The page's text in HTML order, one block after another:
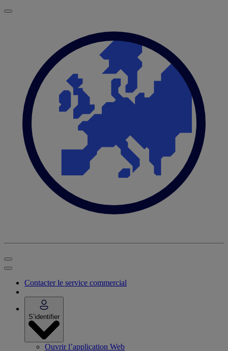
Contacter le service commercial
S’identifier
Ouvrir l’application Web